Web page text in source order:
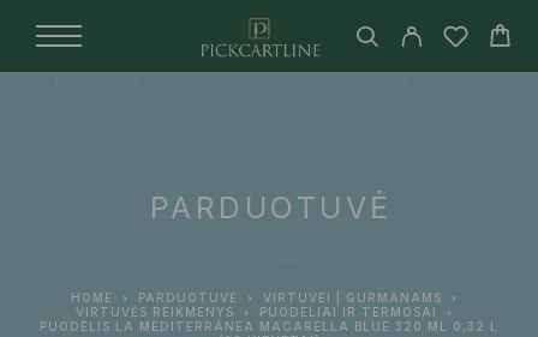
PARDUOTUVĖ
HOME PARDUOTUVĖ
VIRTUVEI | GURMANAMS
VIRTUVĖS REIKMENYS
PUODELIAI IR TERMOSAI
PUODELIS LA MEDITERRÁNEA MACARELLA BLUE 320 ML 0,32 L